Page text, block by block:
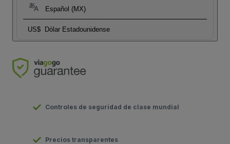
Español (MX)
US$ Dólar Estadounidense
Controles de seguridad de clase mundial
Precios transparentes